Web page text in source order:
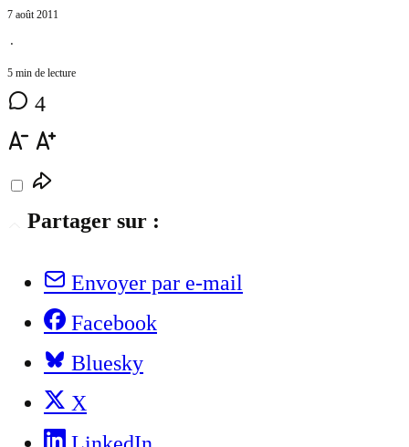
7 août 2011
⋅
5 min de lecture
4
Partager sur :
Envoyer par e-mail
Facebook
Bluesky
X